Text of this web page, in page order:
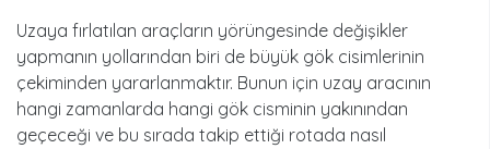
Uzaya fırlatılan araçların yörüngesinde değişikler
yapmanın yollarından biri de büyük gök cisimlerinin
çekiminden yararlanmaktır. Bunun için uzay aracının
hangi zamanlarda hangi gök cisminin yakınından
geçeceği ve bu sırada takip ettiği rotada nasıl